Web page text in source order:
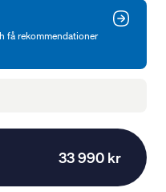
få rekommendationer
33 990 kr